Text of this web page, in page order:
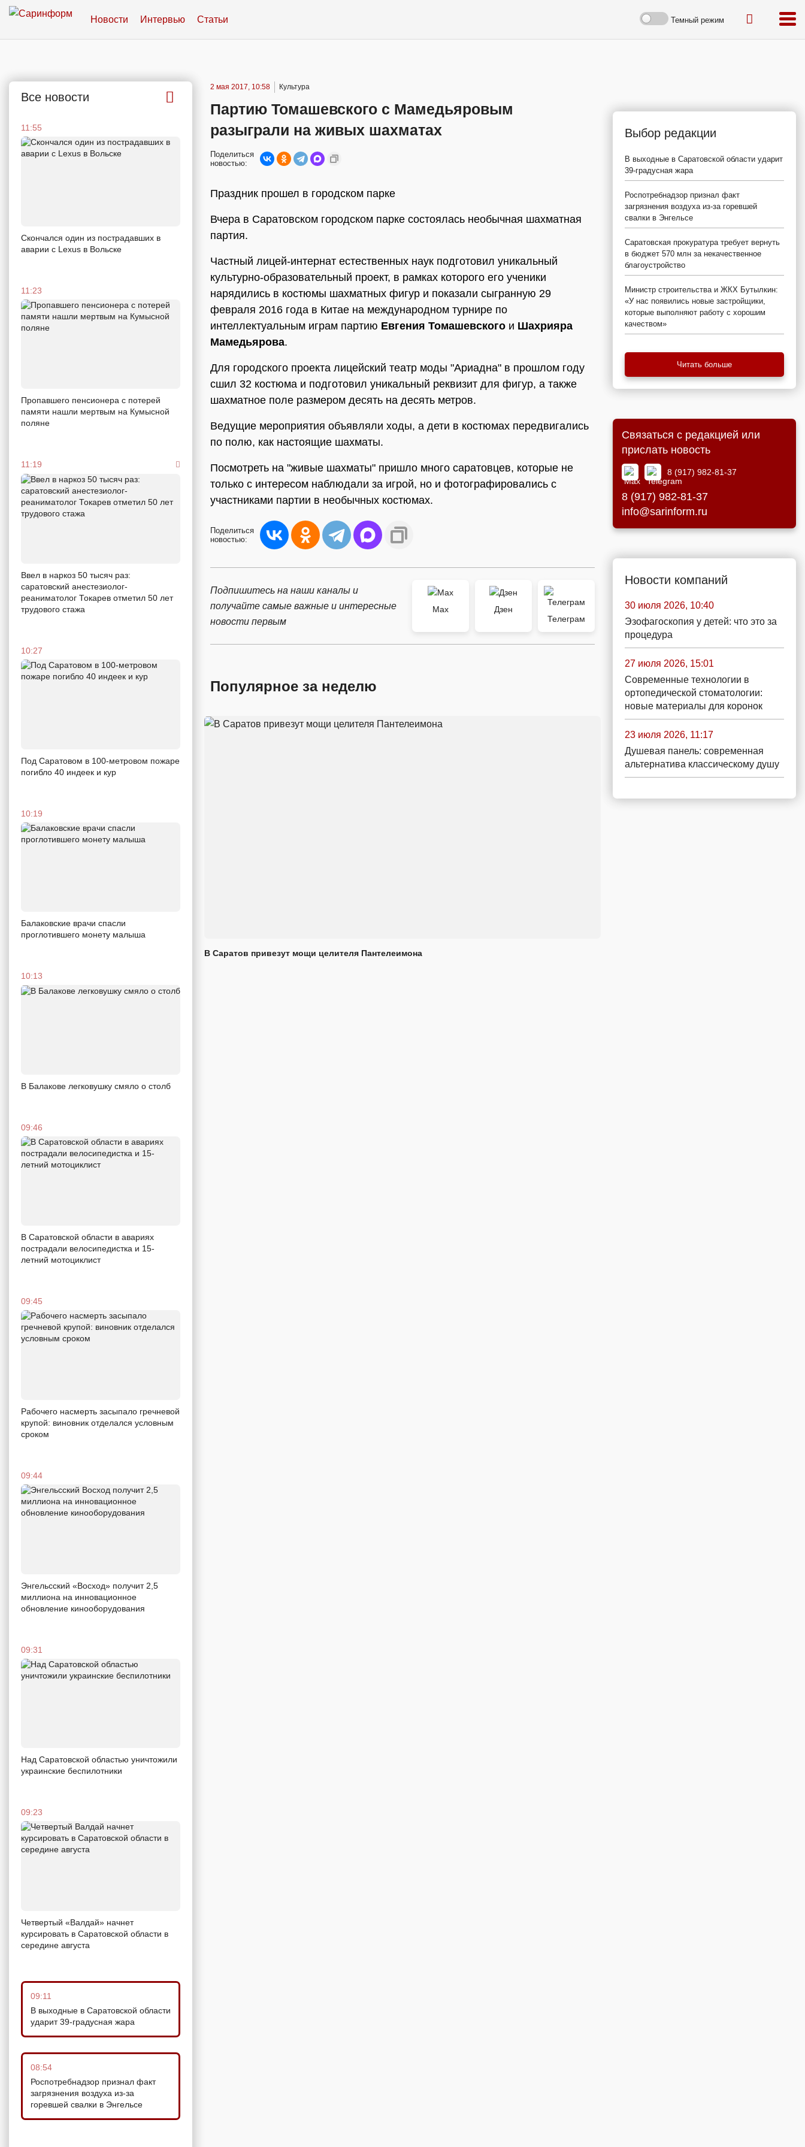
Новости Интервью Статьи Темный режим
Все новости
11:55
Скончался один из пострадавших в
аварии c Lexus в Вольске
11:23
Пропавшего пенсионера с потерей
памяти нашли мертвым на Кумысной
поляне
11:19
Ввел в наркоз 50 тысяч раз:
саратовский анестезиолог-
реаниматолог Токарев отметил 50 лет
трудового стажа
10:27
Под Саратовом в 100-метровом пожаре
погибло 40 индеек и кур
10:19
Балаковские врачи спасли
проглотившего монету малыша
10:13
В Балакове легковушку смяло о столб
09:46
В Саратовской области в авариях
пострадали велосипедистка и 15-
летний мотоциклист
09:45
Рабочего насмерть засыпало гречневой
крупой: виновник отделался условным
сроком
09:44
Энгельсский «Восход» получит 2,5
миллиона на инновационное
обновление кинооборудования
09:31
Над Саратовской областью уничтожили
украинские беспилотники
09:23
Четвертый «Валдай» начнет
курсировать в Саратовской области в
середине августа
09:11
В выходные в Саратовской области
ударит 39-градусная жара
08:54
Роспотребнадзор признал факт
загрязнения воздуха из-за
горевшей свалки в Энгельсе
2 мая 2017, 10:58 Культура
Партию Томашевского с Мамедьяровым
разыграли на живых шахматах
Поделиться
новостью:
Праздник прошел в городском парке
Вчера в Саратовском городском парке состоялась необычная шахматная
партия.
Частный лицей-интернат естественных наук подготовил уникальный
культурно-образовательный проект, в рамках которого его ученики
нарядились в костюмы шахматных фигур и показали сыгранную 29
февраля 2016 года в Китае на международном турнире по
интеллектуальным играм партию Евгения Томашевского и Шахрияра
Мамедьярова.
Для городского проекта лицейский театр моды "Ариадна" в прошлом году
сшил 32 костюма и подготовил уникальный реквизит для фигур, а также
шахматное поле размером десять на десять метров.
Ведущие мероприятия объявляли ходы, а дети в костюмах передвигались
по полю, как настоящие шахматы.
Посмотреть на "живые шахматы" пришло много саратовцев, которые не
только с интересом наблюдали за игрой, но и фотографировались с
участниками партии в необычных костюмах.
Поделиться
новостью:
Подпишитесь на наши каналы и
получайте самые важные и интересные
новости первым
Max
Дзен
Телеграм
Популярное за неделю
В Саратов привезут мощи целителя Пантелеимона
Выбор редакции
В выходные в Саратовской области ударит
39-градусная жара
Роспотребнадзор признал факт
загрязнения воздуха из-за горевшей
свалки в Энгельсе
Саратовская прокуратура требует вернуть
в бюджет 570 млн за некачественное
благоустройство
Министр строительства и ЖКХ Бутылкин:
«У нас появились новые застройщики,
которые выполняют работу с хорошим
качеством»
Читать больше
Связаться с редакцией или
прислать новость
8 (917) 982-81-37
8 (917) 982-81-37
info@sarinform.ru
Новости компаний
30 июля 2026, 10:40
Эзофагоскопия у детей: что это за
процедура
27 июля 2026, 15:01
Современные технологии в
ортопедической стоматологии:
новые материалы для коронок
23 июля 2026, 11:17
Душевая панель: современная
альтернатива классическому душу